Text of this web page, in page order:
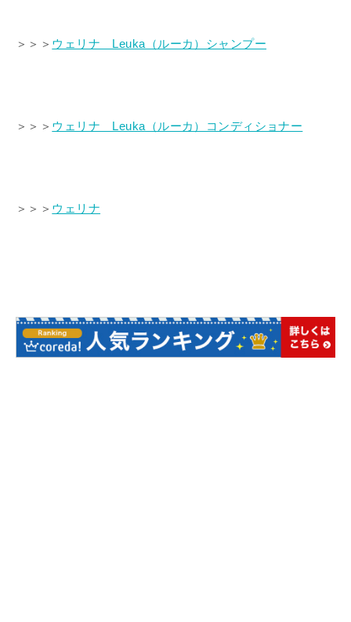
＞＞＞ ウェリナ Leuka（ルーカ）シャンプー
＞＞＞ ウェリナ Leuka（ルーカ）コンディショナー
＞＞＞ ウェリナ